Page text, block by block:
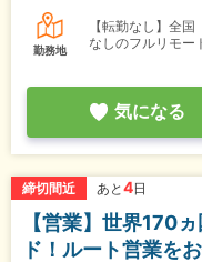
勤務地
【転勤なし】全
なしのフルリモー
気になる
締切間近 あと 4日
【営業】世界170
ド！ルート営業を